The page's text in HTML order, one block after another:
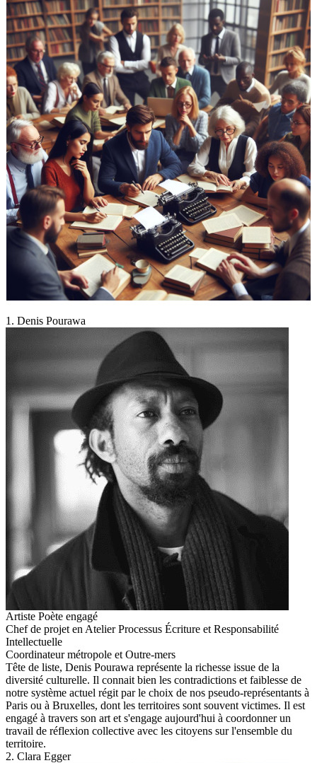
1. Denis Pourawa
Artiste Poète engagé
Chef de projet en Atelier Processus Écriture et Responsabilité
Intellectuelle
Coordinateur métropole et Outre-mers
Tête de liste, Denis Pourawa représente la richesse issue de la
diversité culturelle. Il connait bien les contradictions et faiblesse de
notre système actuel régit par le choix de nos pseudo-représentants à
Paris ou à Bruxelles, dont les territoires sont souvent victimes. Il est
engagé à travers son art et s'engage aujourd'hui à coordonner un
travail de réflexion collective avec les citoyens sur l'ensemble du
territoire.
2. Clara Egger